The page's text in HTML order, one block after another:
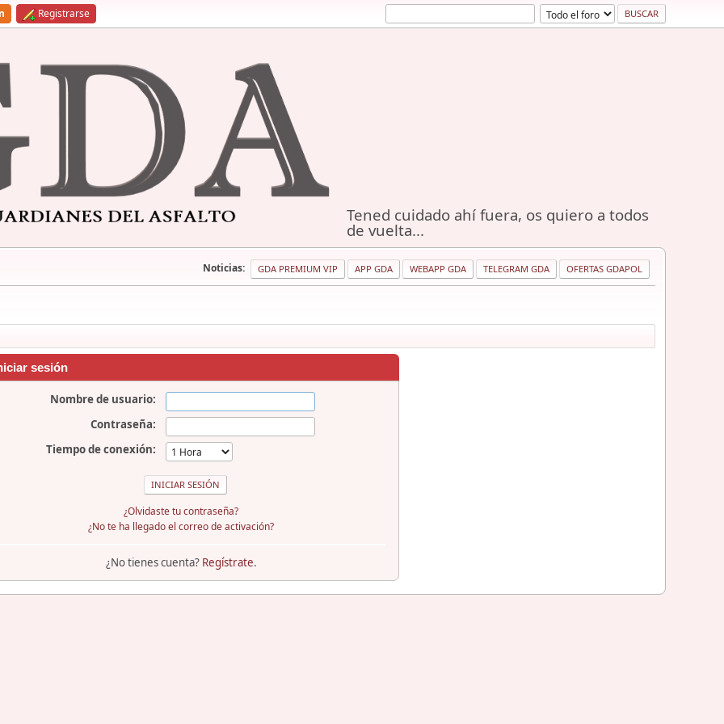
Registrarse
Tened cuidado ahí fuera, os quiero a todos
de vuelta...
Noticias: GDA PREMIUM VIP APP GDA WEBAPP GDA TELEGRAM GDA OFERTAS GDAPOL
sesión
Nombre de usuario:
Contraseña:
Tiempo de conexión:
¿Olvidaste tu contraseña?
¿No te ha llegado el correo de activación?
¿No tienes cuenta? Regístrate.